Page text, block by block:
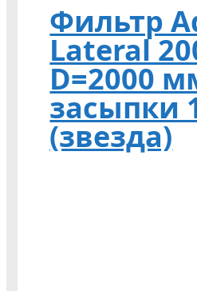
Фильтр
Lateral
D=2000
засыпки
(звезда)